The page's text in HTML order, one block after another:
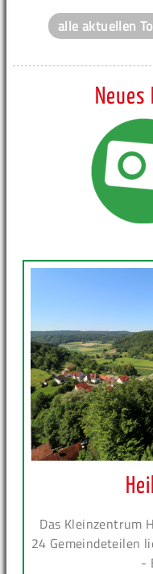
alle aktuellen
Neues
Das Kleinzentrum
24 Gemeindeteilen
-